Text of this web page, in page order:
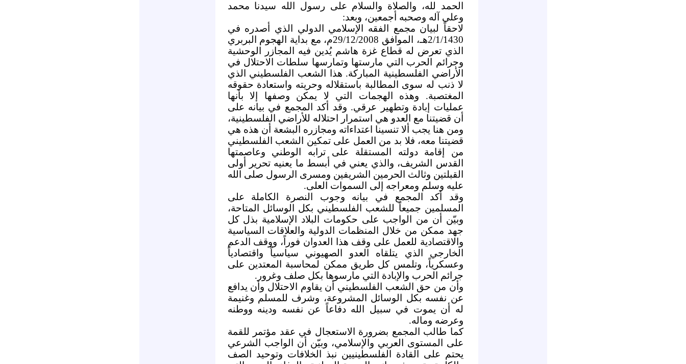
الحمد لله، والصلاة والسلام على رسول الله سيدنا محمد
وعلى آله وصحبه أجمعين، وبعد:
لاحقاً لبيان مجمع الفقه الإسلامي الدولي الذي أصدره في
2/1/1430هـ، الموافق 29/12/2008م، مع بداية الهجوم البربري
الذي تعرض له قطاع غزة هاشم يُدين فيه المجازر الوحشية
وجرائم الحرب التي مارستها وتمارسها سلطات الاحتلال في
الأراضي الفلسطينية المباركة. هذا الشعب الفلسطيني الذي
لا ذنب له سوى المطالبة باستقلاله وحريته واستعادة حقوقه
المغتصبة. وهذه الهجمات التي لا يمكن وصفها إلا بأنها
عمليات إبادة وتطهير عرقي. وقد أكد المجمع في بيانه على
أن قضيتنا مع العدو هي استمرار احتلاله للأراضي الفلسطينية،
ومن هنا يجب ألا تنسينا اعتداءاته ومجازره البشعة أن هذه هي
قضيتنا معه، فلا بد من العمل على تمكين الشعب الفلسطيني
من إقامة دولته المستقلة على ترابه الوطني وعاصمتها
القدس الشريف، والذي يعني في أبسط ما يعنيه تحرير أولى
القبلتين وثالث الحرمين الشريفين ومسرى الرسول صلى الله
عليه وسلم ومعراجه إلى السموات العلى.
وقد أكد المجمع في بيانه وجوب النصرة الكاملة على
المسلمين جميعاً للشعب الفلسطيني بكل الوسائل المتاحة،
وبيّن أن من الواجب على حكومات البلاد الإسلامية بذل كل
جهد ممكن من خلال المنظمات الدولية والعلاقات السياسية
والاقتصادية للعمل على وقف هذا العدوان فوراً، ووقف الدعم
الخارجي الذي يتلقاه العدو الصهيوني سياسياً واقتصادياً
وعسكرياً، وتلمس كل طريق ممكن لمحاسبة المعتدين على
جرائم الحرب والإبادة التي مارسوها بكل صلف وغرور.
وأن من حق الشعب الفلسطيني أن يقاوم الاحتلال وأن يدافع
عن نفسه بكل الوسائل المشروعة، وشرف للمسلم وغنيمة
له أن يموت في سبيل الله دفاعاً عن نفسه ودينه ووطنه
وعرضه وماله.
كما طالب المجمع بضرورة الاستعجال في عقد مؤتمر للقمة
على المستوى العربي والإسلامي، وبيّن أن الواجب الشرعي
يحتم على القادة الفلسطينيين نبذ الخلافات وتوحيد الصف